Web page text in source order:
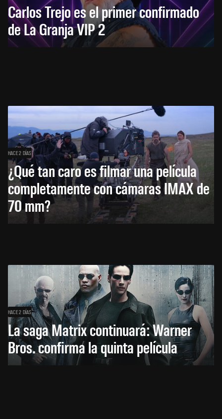
Carlos Trejo es el primer confirmado
de La Granja VIP 2
HACE 2 DÍAS
¿Qué tan caro es filmar una película
completamente con cámaras IMAX de
70 mm?
HACE 2 DÍAS
La saga Matrix continuará: Warner
Bros. confirma la quinta película